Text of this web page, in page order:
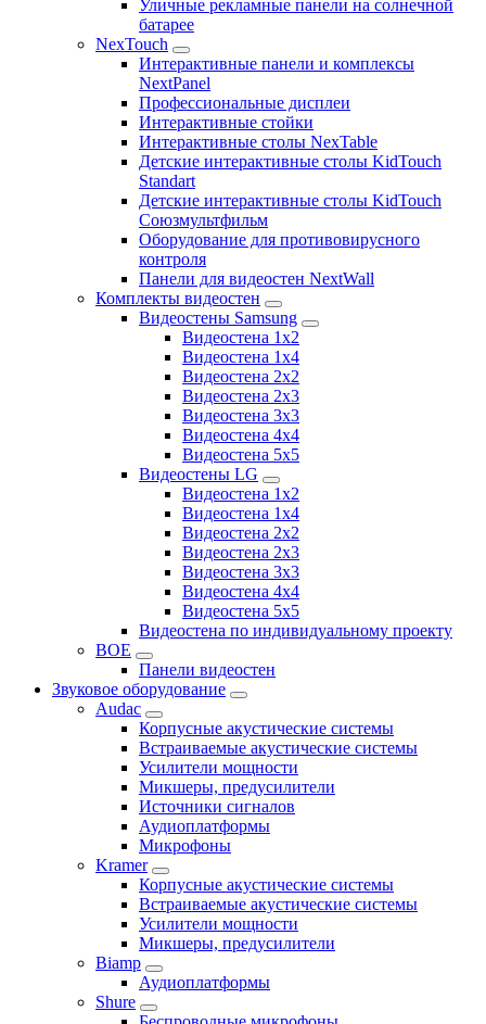
Уличные рекламные панели на солнечной
батарее
NexTouch
Интерактивные панели и комплексы
NextPanel
Профессиональные дисплеи
Интерактивные стойки
Интерактивные столы NexTable
Детские интерактивные столы KidTouch
Standart
Детские интерактивные столы KidTouch
Союзмультфильм
Оборудование для противовирусного
контроля
Панели для видеостен NextWall
Комплекты видеостен
Видеостены Samsung
Видеостена 1x2
Видеостена 1x4
Видеостена 2x2
Видеостена 2х3
Видеостена 3x3
Видеостена 4x4
Видеостена 5x5
Видеостены LG
Видеостена 1x2
Видеостена 1x4
Видеостена 2x2
Видеостена 2x3
Видеостена 3x3
Видеостена 4x4
Видеостена 5x5
Видеостена по индивидуальному проекту
BOE
Панели видеостен
Звуковое оборудование
Audac
Корпусные акустические системы
Встраиваемые акустические системы
Усилители мощности
Микшеры, предусилители
Источники сигналов
Аудиоплатформы
Микрофоны
Kramer
Корпусные акустические системы
Встраиваемые акустические системы
Усилители мощности
Микшеры, предусилители
Biamp
Аудиоплатформы
Shure